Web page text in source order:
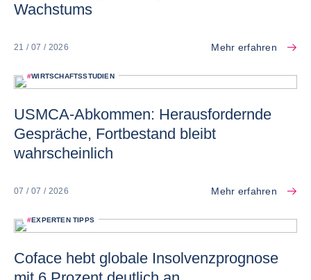
Wachstums
21 / 07 / 2026 Mehr erfahren
#WIRTSCHAFTSSTUDIEN
USMCA-Abkommen: Herausfordernde
Gespräche, Fortbestand bleibt
wahrscheinlich
07 / 07 / 2026 Mehr erfahren
#EXPERTEN TIPPS
Coface hebt globale Insolvenzprognose